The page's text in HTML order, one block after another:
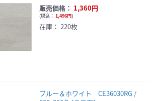
販売価格： 1,360円
(税込： 1,496円)
在庫： 220枚
ブルー＆ホワイト CE36030RG /